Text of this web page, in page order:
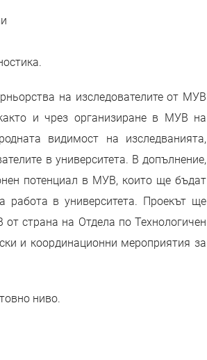
на изследователите от МУВ
и чрез организиране в МУВ на
видимост на изследванията,
в университета. В допълнение,
потенциал в МУВ, които ще бъдат
работа в университета. Проекът ще
страна на Отдела по Технологичен
и координационни мероприятия за
ниво.